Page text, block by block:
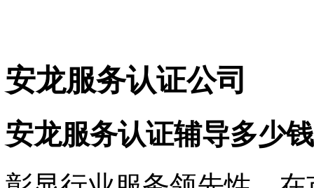
安龙服务认证公司
安龙服务认证辅导多少钱